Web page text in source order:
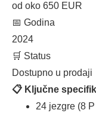
od oko 650 EUR
📅 Godina
2024
🛒 Status
Dostupno u prodaji
📋 Ključne
24 jezgre (8